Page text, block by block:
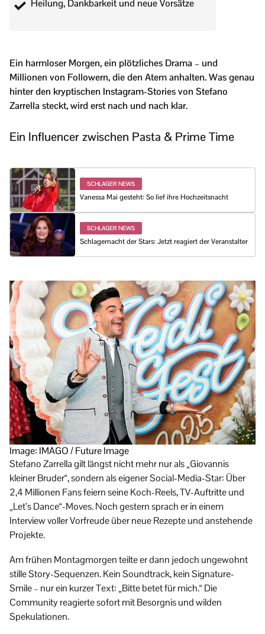
Heilung, Dankbarkeit und neue Vorsätze
Ein harmloser Morgen, ein plötzliches Drama – und
Millionen von Followern, die den Atem anhalten. Was genau
hinter den kryptischen Instagram-Stories von Stefano
Zarrella steckt, wird erst nach und nach klar.
Ein Influencer zwischen Pasta & Prime Time
SCHLAGER NEWS
Vanessa Mai gesteht: So lief ihre Hochzeitsnacht
SCHLAGER NEWS
Schlagernacht der Stars: Jetzt reagiert der Veranstalter
Image: IMAGO / Future Image
Stefano Zarrella gilt längst nicht mehr nur als „Giovannis
kleiner Bruder“, sondern als eigener Social-Media-Star: Über
2,4 Millionen Fans feiern seine Koch-Reels, TV-Auftritte und
„Let’s Dance“-Moves. Noch gestern sprach er in einem
Interview voller Vorfreude über neue Rezepte und anstehende
Projekte.
Am frühen Montagmorgen teilte er dann jedoch ungewohnt
stille Story-Sequenzen. Kein Soundtrack, kein Signature-
Smile – nur ein kurzer Text: „Bitte betet für mich.“ Die
Community reagierte sofort mit Besorgnis und wilden
Spekulationen.